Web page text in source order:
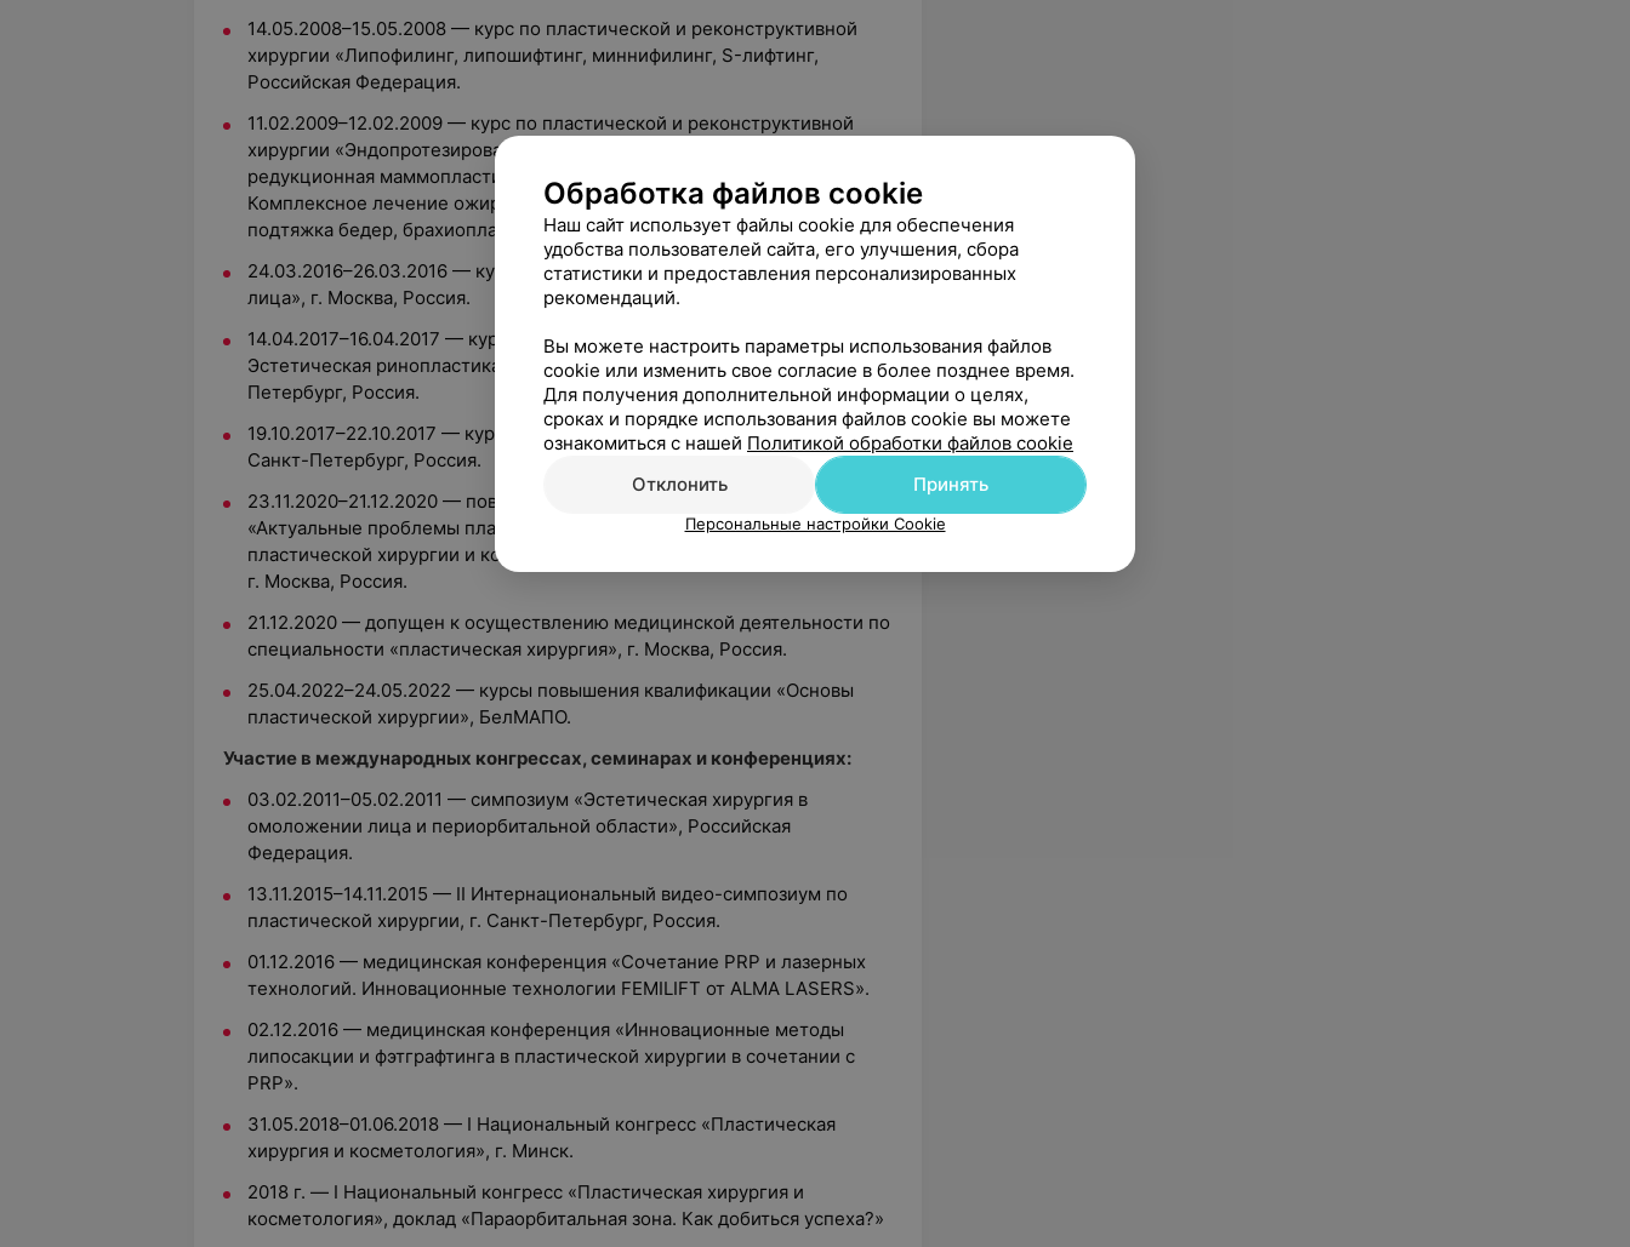
14.05.2008–15.05.2008 — курс по пластической и реконструктивной
хирургии «Липофилинг, липошифтинг, миннифилинг, S-лифтинг,
Российская Федерация.
11.02.2009–12.02.2009 — курс по пластической и реконструктивной
хирургии «Эндопротезирование молочных желез. Мастопексия,
редукционная маммопластика. Реконструкция молочной железы.
Комплексное лечение ожирения, абдоминопластика, бодилифтинг,
подтяжка бедер, брахиопластика», Российская Федерация.
24.03.2016–26.03.2016 — курс «Инновационные методы омоложения
лица», г. Москва, Россия.
14.04.2017–16.04.2017 — курс «Эндоскопическое омоложение лица.
Эстетическая ринопластика. Коррекция контуров тела», г. Санкт-
Петербург, Россия.
19.10.2017–22.10.2017 — курс «Эстетическая блефаропластика», г.
Санкт-Петербург, Россия.
23.11.2020–21.12.2020 — повышение квалификации по программе
«Актуальные проблемы пластической хирургии», НОЧУ ДПО «Институт
пластической хирургии и косметологии» (Учебный центр «Ланцетъ»),
г. Москва, Россия.
21.12.2020 — допущен к осуществлению медицинской деятельности по
специальности «пластическая хирургия», г. Москва, Россия.
25.04.2022–24.05.2022 — курсы повышения квалификации «Основы
пластической хирургии», БелМАПО.
Участие в международных конгрессах, семинарах и конференциях:
03.02.2011–05.02.2011 — симпозиум «Эстетическая хирургия в
омоложении лица и периорбитальной области», Российская
Федерация.
13.11.2015–14.11.2015 — II Интернациональный видео-симпозиум по
пластической хирургии, г. Санкт-Петербург, Россия.
01.12.2016 — медицинская конференция «Сочетание PRP и лазерных
технологий. Инновационные технологии FEMILIFT от ALMA LASERS».
02.12.2016 — медицинская конференция «Инновационные методы
липосакции и фэтграфтинга в пластической хирургии в сочетании с
PRP».
31.05.2018–01.06.2018 — I Национальный конгресс «Пластическая
хирургия и косметология», г. Минск.
2018 г. — I Национальный конгресс «Пластическая хирургия и
косметология», доклад «Параорбитальная зона. Как добиться успеха?»
Обработка файлов cookie
Наш сайт использует файлы cookie для обеспечения
удобства пользователей сайта, его улучшения, сбора
статистики и предоставления персонализированных
рекомендаций.
Вы можете настроить параметры использования файлов
cookie или изменить свое согласие в более позднее время.
Для получения дополнительной информации о целях,
сроках и порядке использования файлов cookie вы можете
ознакомиться с нашей Политикой обработки файлов cookie
Отклонить
Принять
Персональные настройки Cookie